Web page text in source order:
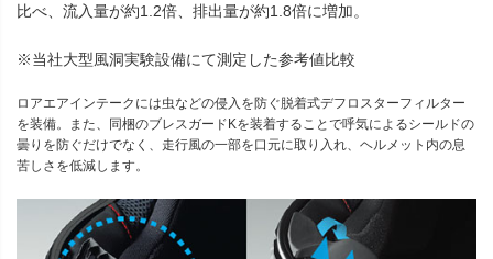
比べ、流入量が約1.2倍、排出量が約1.8倍に増加。
※当社大型風洞実験設備にて測定した参考値比較
ロアエアインテークには虫などの侵入を防ぐ脱着式デフロスターフィルター
を装備。また、同梱のブレスガードKを装着することで呼気によるシールドの
曇りを防ぐだけでなく、走行風の一部を口元に取り入れ、ヘルメット内の息
苦しさを低減します。